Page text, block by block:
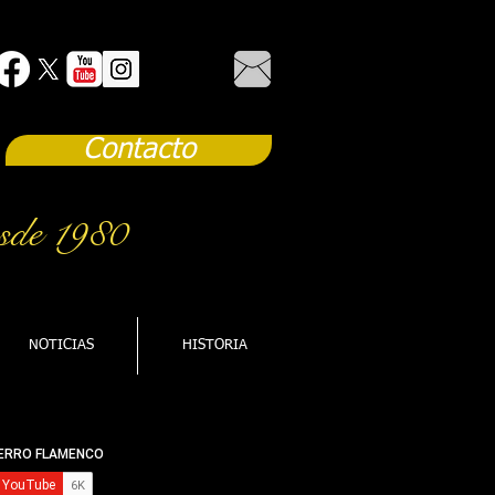
Contacto
1980
NOTICIAS HISTORIA